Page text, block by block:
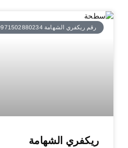
رقم ريكفري الشهامة 00971502880234
ريكفري الشهامة